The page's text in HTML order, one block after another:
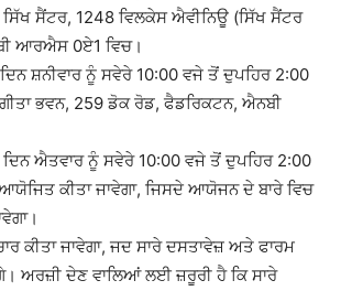
ਸੈਂਟਰ, 1248 ਵਿਲਕੇਸ ਐਵੀਨਿਊ (ਸਿੱਖ ਸੈਂਟਰ
ਆਰਐਸ 0ਏ1 ਵਿਚ।
ਸ਼ਨੀਵਾਰ ਨੂੰ ਸਵੇਰੇ 10:00 ਵਜੇ ਤੋਂ ਦੁਪਹਿਰ 2:00
ਭਵਨ, 259 ਡੋਕ ਰੋਡ, ਫੈਡਰਿਕਟਨ, ਐਨਬੀ
ਦਿਨ ਐਤਵਾਰ ਨੂੰ ਸਵੇਰੇ 10:00 ਵਜੇ ਤੋਂ ਦੁਪਹਿਰ 2:00
ਕੀਤਾ ਜਾਵੇਗਾ, ਜਿਸਦੇ ਆਯੋਜਨ ਦੇ ਬਾਰੇ ਵਿਚ
ਕੀਤਾ ਜਾਵੇਗਾ, ਜਦ ਸਾਰੇ ਦਸਤਾਵੇਜ਼ ਅਤੇ ਫਾਰਮ
ਅਰਜ਼ੀ ਦੇਣ ਵਾਲਿਆਂ ਲਈ ਜ਼ਰੂਰੀ ਹੈ ਕਿ ਸਾਰੇ